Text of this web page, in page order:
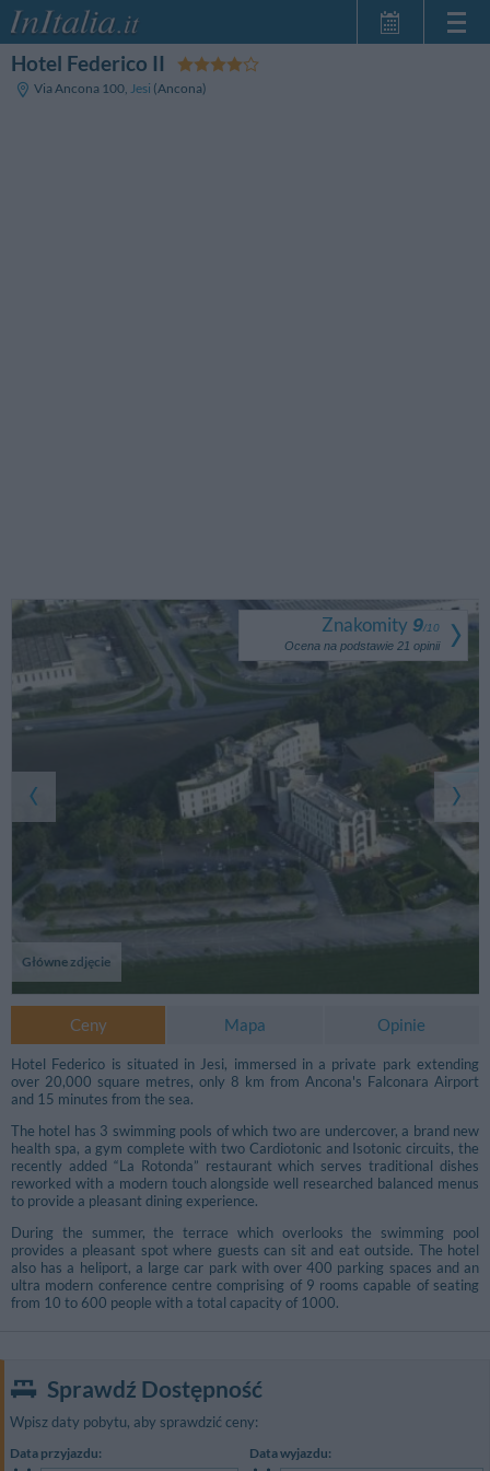
Hotel Federico II
Via Ancona 100, Jesi (Ancona)
Główne zdjęcie
Znakomity 9/10
Ocena na podstawie 21 opinii
Ceny Mapa Opinie
Hotel Federico is situated in Jesi, immersed in a private park extending
over 20,000 square metres, only 8 km from Ancona's Falconara Airport
and 15 minutes from the sea.
The hotel has 3 swimming pools of which two are undercover, a brand new
health spa, a gym complete with two Cardiotonic and Isotonic circuits, the
recently added “La Rotonda” restaurant which serves traditional dishes
reworked with a modern touch alongside well researched balanced menus
to provide a pleasant dining experience.
During the summer, the terrace which overlooks the swimming pool
provides a pleasant spot where guests can sit and eat outside. The hotel
also has a heliport, a large car park with over 400 parking spaces and an
ultra modern conference centre comprising of 9 rooms capable of seating
from 10 to 600 people with a total capacity of 1000.
Sprawdź Dostępność
Wpisz daty pobytu, aby sprawdzić ceny:
Data przyjazdu: Data wyjazdu: